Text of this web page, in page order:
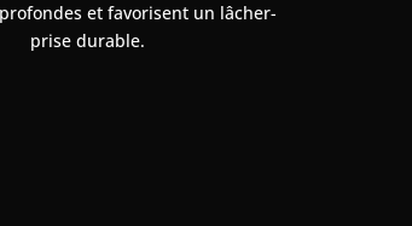
et favorisent un lâcher-
prise durable.